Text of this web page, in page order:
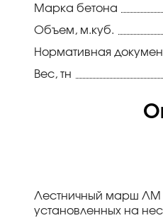
Марка бетона
Объем, м.куб.
Нормативная
Вес, тн
Лестничный марш ЛМ
установленных на